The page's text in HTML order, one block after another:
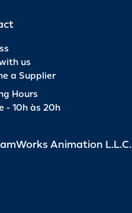
us
a Supplier
Hours
- 10h às 20h
Animation L.L.C.